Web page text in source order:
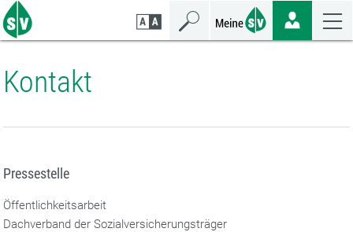
Zum
Seiteninhalt
springen
Zur
Navigation
springen
Zur
Mobilen
Navigation
springen
Kontakt
Pressestelle
Öffentlichkeitsarbeit
Dachverband der Sozialversicherungsträger